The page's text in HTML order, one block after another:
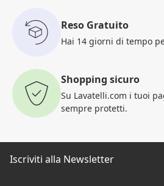
Reso Gratuito
Hai 14 giorni di tempo
Shopping sicuro
Su Lavatelli.com i tuoi
sempre protetti.
Iscriviti alla Newsletter